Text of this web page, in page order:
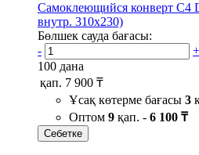
Самоклеющийся конверт С4
внутр. 310х230)
Бөлшек сауда бағасы:
-
+
100 дана
қап. 7 900 ₸
Ұсақ көтерме бағасы 3
Оптом 9 қап. - 6 100 ₸
Себетке